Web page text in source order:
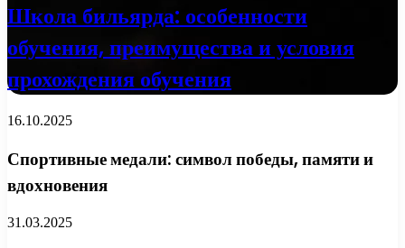
Школа бильярда: особенности
обучения, преимущества и условия
прохождения обучения
16.10.2025
Спортивные медали: символ победы, памяти и
вдохновения
31.03.2025